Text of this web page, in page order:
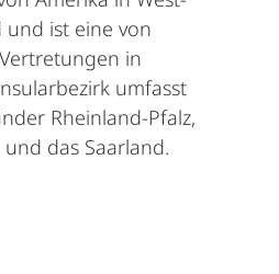
ist eine von
in
umfasst
Rheinland-Pfalz,
das Saarland.